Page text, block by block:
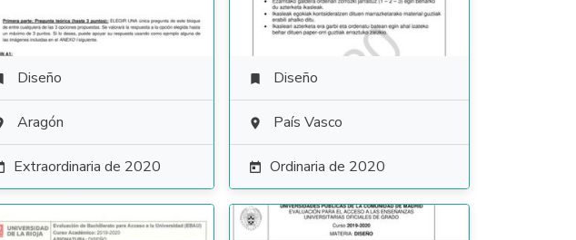
Diseño
Aragón
Extraordinaria de 2020
 Diseño
 País Vasco
 Ordinaria de 2020